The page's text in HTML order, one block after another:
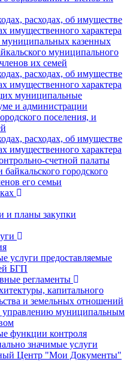
расходах, об имуществе
имущественного характера
муниципальных казенных
муниципального
их семей
расходах, об имуществе
имущественного характера
муниципальные
и администрации
поселения, и
расходах, об имуществе
имущественного характера
счетной палаты
городского
его семьи
и планы закупки
услуги предоставляемые
БГП
регламенты
капитального
и земельных отношений
управлению муниципальным
функции контроля
значимые услуги
Центр "Мои Документы"